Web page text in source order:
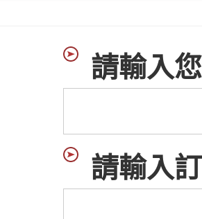
請輸入
請輸入